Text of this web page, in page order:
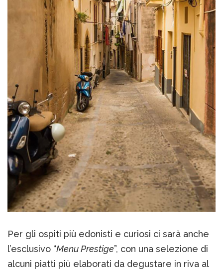
Per gli ospiti più edonisti e curiosi ci sarà anche
l’esclusivo “Menu Prestige”, con una selezione di
alcuni piatti più elaborati da degustare in riva al